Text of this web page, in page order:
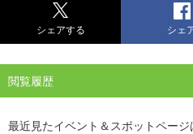
シェアする シェ
閲覧履歴
最近見たイベント＆スポットページ